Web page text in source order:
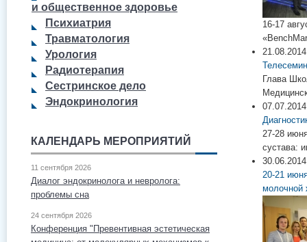
и общественное здоровье
Психиатрия
Травматология
Урология
Радиотерапия
Сестринское дело
Эндокринология
КАЛЕНДАРЬ МЕРОПРИЯТИЙ
11 сентября 2026
Диалог эндокринолога и невролога:
проблемы сна
24 сентября 2026
Конференция "Превентивная эстетическая
16-17
21.08.2014
Глава
07.07.2014
27-28
сустава:
30.06.2014
20-21
молочной